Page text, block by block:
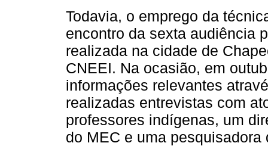
Todavia, o emprego da
encontro da sexta audiência
realizada na cidade de
CNEEI. Na ocasião, em
informações relevantes
realizadas entrevistas com
professores indígenas, um
do MEC e uma